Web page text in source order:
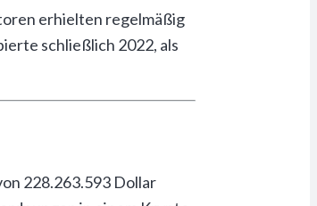
erhielten regelmäßig
schließlich 2022, als
228.263.593 Dollar